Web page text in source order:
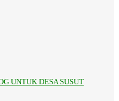
UNTUK DESA SUSUT